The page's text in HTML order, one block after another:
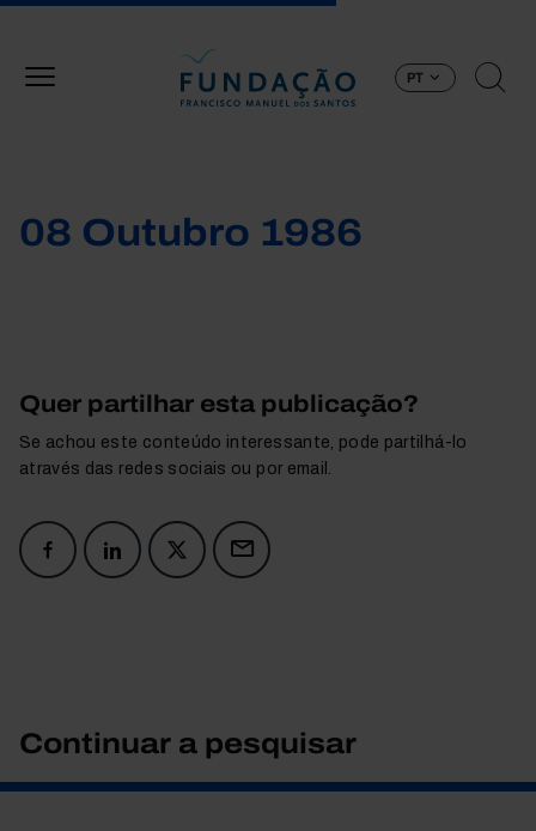
PT
08 Outubro 1986
Quer partilhar esta publicação?
Se achou este conteúdo interessante, pode partilhá-lo
através das redes sociais ou por email.
Continuar a pesquisar